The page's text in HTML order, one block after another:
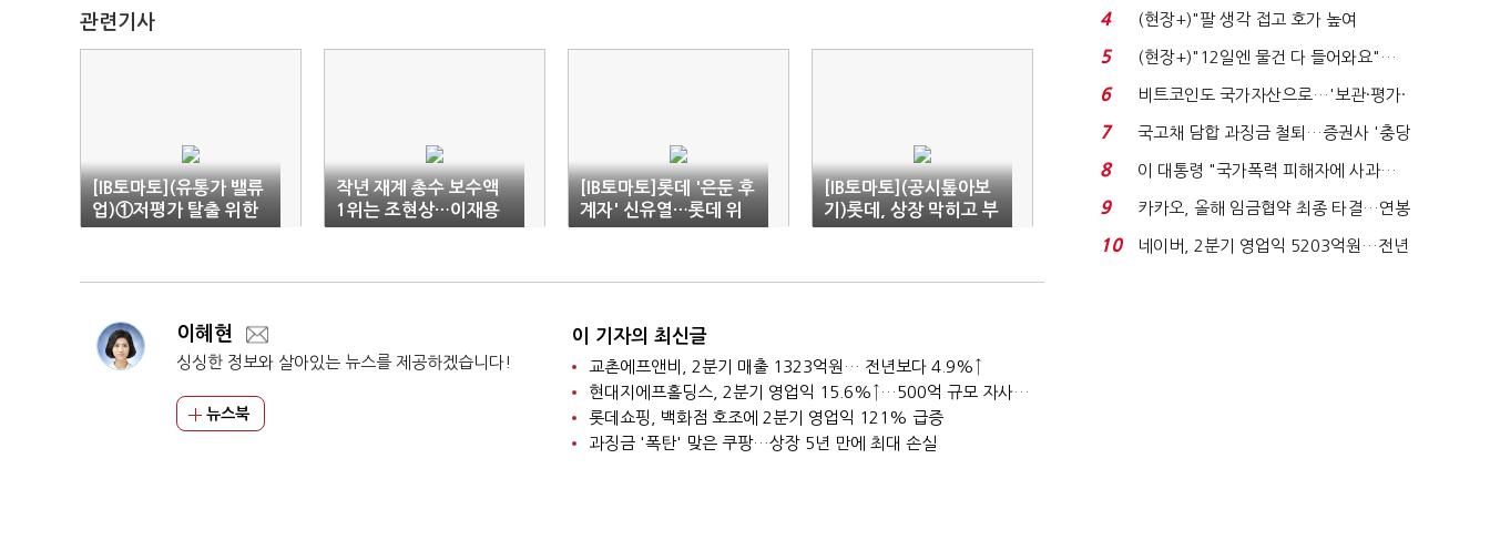
관련기사
[IB토마토](유통가 밸류
업)①저평가 탈출 위한
빅4의 '한판승부'
작년 재계 총수 보수액
1위는 조현상…이재용
‘무급’
[IB토마토]롯데 '은둔 후
계자' 신유열…롯데 위
기 속 '진짜 리더십' 시
[IB토마토](공시톺아보
기)롯데, 상장 막히고 부
동산도 '난항'…짙어진
이혜현
싱싱한 정보와 살아있는 뉴스를 제공하겠습니다!
뉴스북
이 기자의 최신글
교촌에프앤비, 2분기 매출 1323억원… 전년보다 4.9%↑
현대지에프홀딩스, 2분기 영업익 15.6%↑…500억 규모 자사주 매입
롯데쇼핑, 백화점 호조에 2분기 영업익 121% 급증
과징금 '폭탄' 맞은 쿠팡…상장 5년 만에 최대 손실
지에 상한가...
4
(현장+)"팔 생각 접고 호가 높여
요"…'덜 똘똘한 한 채' 20...
5
(현장+)"12일엔 물건 다 들어와요"…
빈 매대 채우며 문 연 ...
6
비트코인도 국가자산으로…'보관·평가·
처분' 기준은 ...
7
국고채 담합 과징금 철퇴…증권사 '충당
금 폭탄' 우려...
8
이 대통령 "국가폭력 피해자에 사과…
적극적 조사로 진...
9
카카오, 올해 임금협약 최종 타결…연봉
6.3% 인상·격려...
10
네이버, 2분기 영업익 5203억원…전년